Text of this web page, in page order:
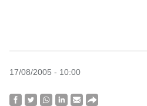
17/08/2005 - 10:00